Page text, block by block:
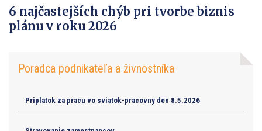
6 najčastejších chýb pri tvorbe biznis
plánu v roku 2026
Poradca podnikateľa a živnostníka
Priplatok za pracu vo sviatok-pracovny den 8.5.2026